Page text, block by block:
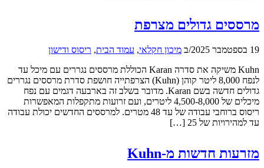
מרססים גדולים מצרפת
19 בספטמבר 2025 /ב מיכון חקלאי, עמוד הבית, ריסוס ודישון
Kuhn משיקה את סדרה Karan הכוללת מרססים נגררים עם מיכל עד
לנפח 8,000 ליטר קוהן (Kuhn) הצרפתייה חושפת סדרת מרססים נגררים
גדולים חדשה בשם Karan. מדובר בשלב זה בארבעה דגמים עם נפח
מיכלים של 4,500-8,000 ליטרים, ועם זרועות מתקפלות המאפשרות
ריסוס ברוחבי עבודה של עד 48 מטרים. למרססים החדשים יכולת עבודה
עד למהירויות של 25 […]
מזרעות חדשות מ-Kuhn